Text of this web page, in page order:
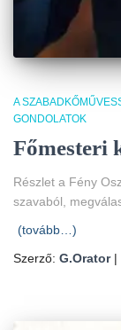
A
GONDOLATOK
Főmesteri
Részlet a Fény
szavaból,
(tovább…)
Szerző: G.Orator|